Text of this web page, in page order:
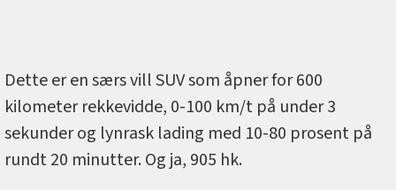
Dette er en særs vill SUV som åpner for 600
kilometer rekkevidde, 0-100 km/t på under 3
sekunder og lynrask lading med 10-80 prosent på
rundt 20 minutter. Og ja, 905 hk.